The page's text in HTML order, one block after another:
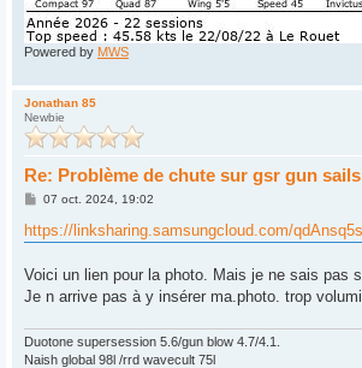
Powered by MWS
Jonathan 85
Newbie
Re: Problème de chute sur gsr gun sails
M
s
s
g
e
07 oct. 2024, 19:02
https://linksharing.samsungcloud.com/
Voici un lien pour la photo. Mais je ne sais pas
Je n arrive pas à y insérer ma.photo. trop
Duotone supersession 5.6/gun blow 4.7/4.1.
Naish global 98l /rrd wavecult 75l